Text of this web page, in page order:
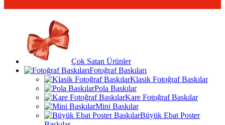
Çok Satan Ürünler
Fotoğraf Baskıları
Klasik Fotoğraf Baskılar
Pola Baskılar
Kare Fotoğraf Baskılar
Mini Baskılar
Büyük Ebat Poster